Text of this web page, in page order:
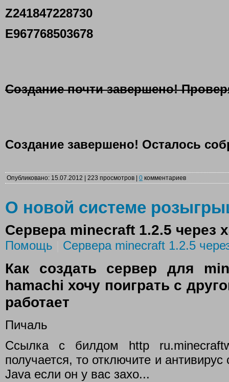
Z241847228730
E967768503678
Создание почти завершено!
Создание завершено! Осталось
Опубликовано: 15.07.2012 | 223 просмотров | 0 комментариев
О новой системе
Сервера minecraft 1.2.5 через
Помощь Сервера minecraft 1.2.5
Как создать сервер для
hamachi хочу поиграть с
работает
Пичаль
Ссылка с билдом http
получается, то отключите и
Java если он у вас захо...